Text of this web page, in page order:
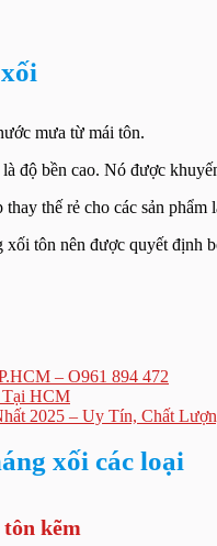
mưa từ mái tôn.
độ bền cao. Nó được
thế rẻ cho các sản phẩm
tôn nên được quyết định
– O961 894 472
Tại HCM
2025 – Uy Tín, Chất
xối các loại
kẽm